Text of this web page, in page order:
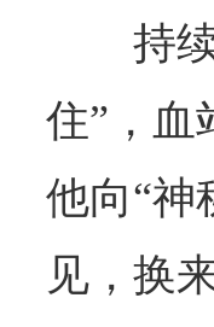
持
住”，血
他向“神
见，换